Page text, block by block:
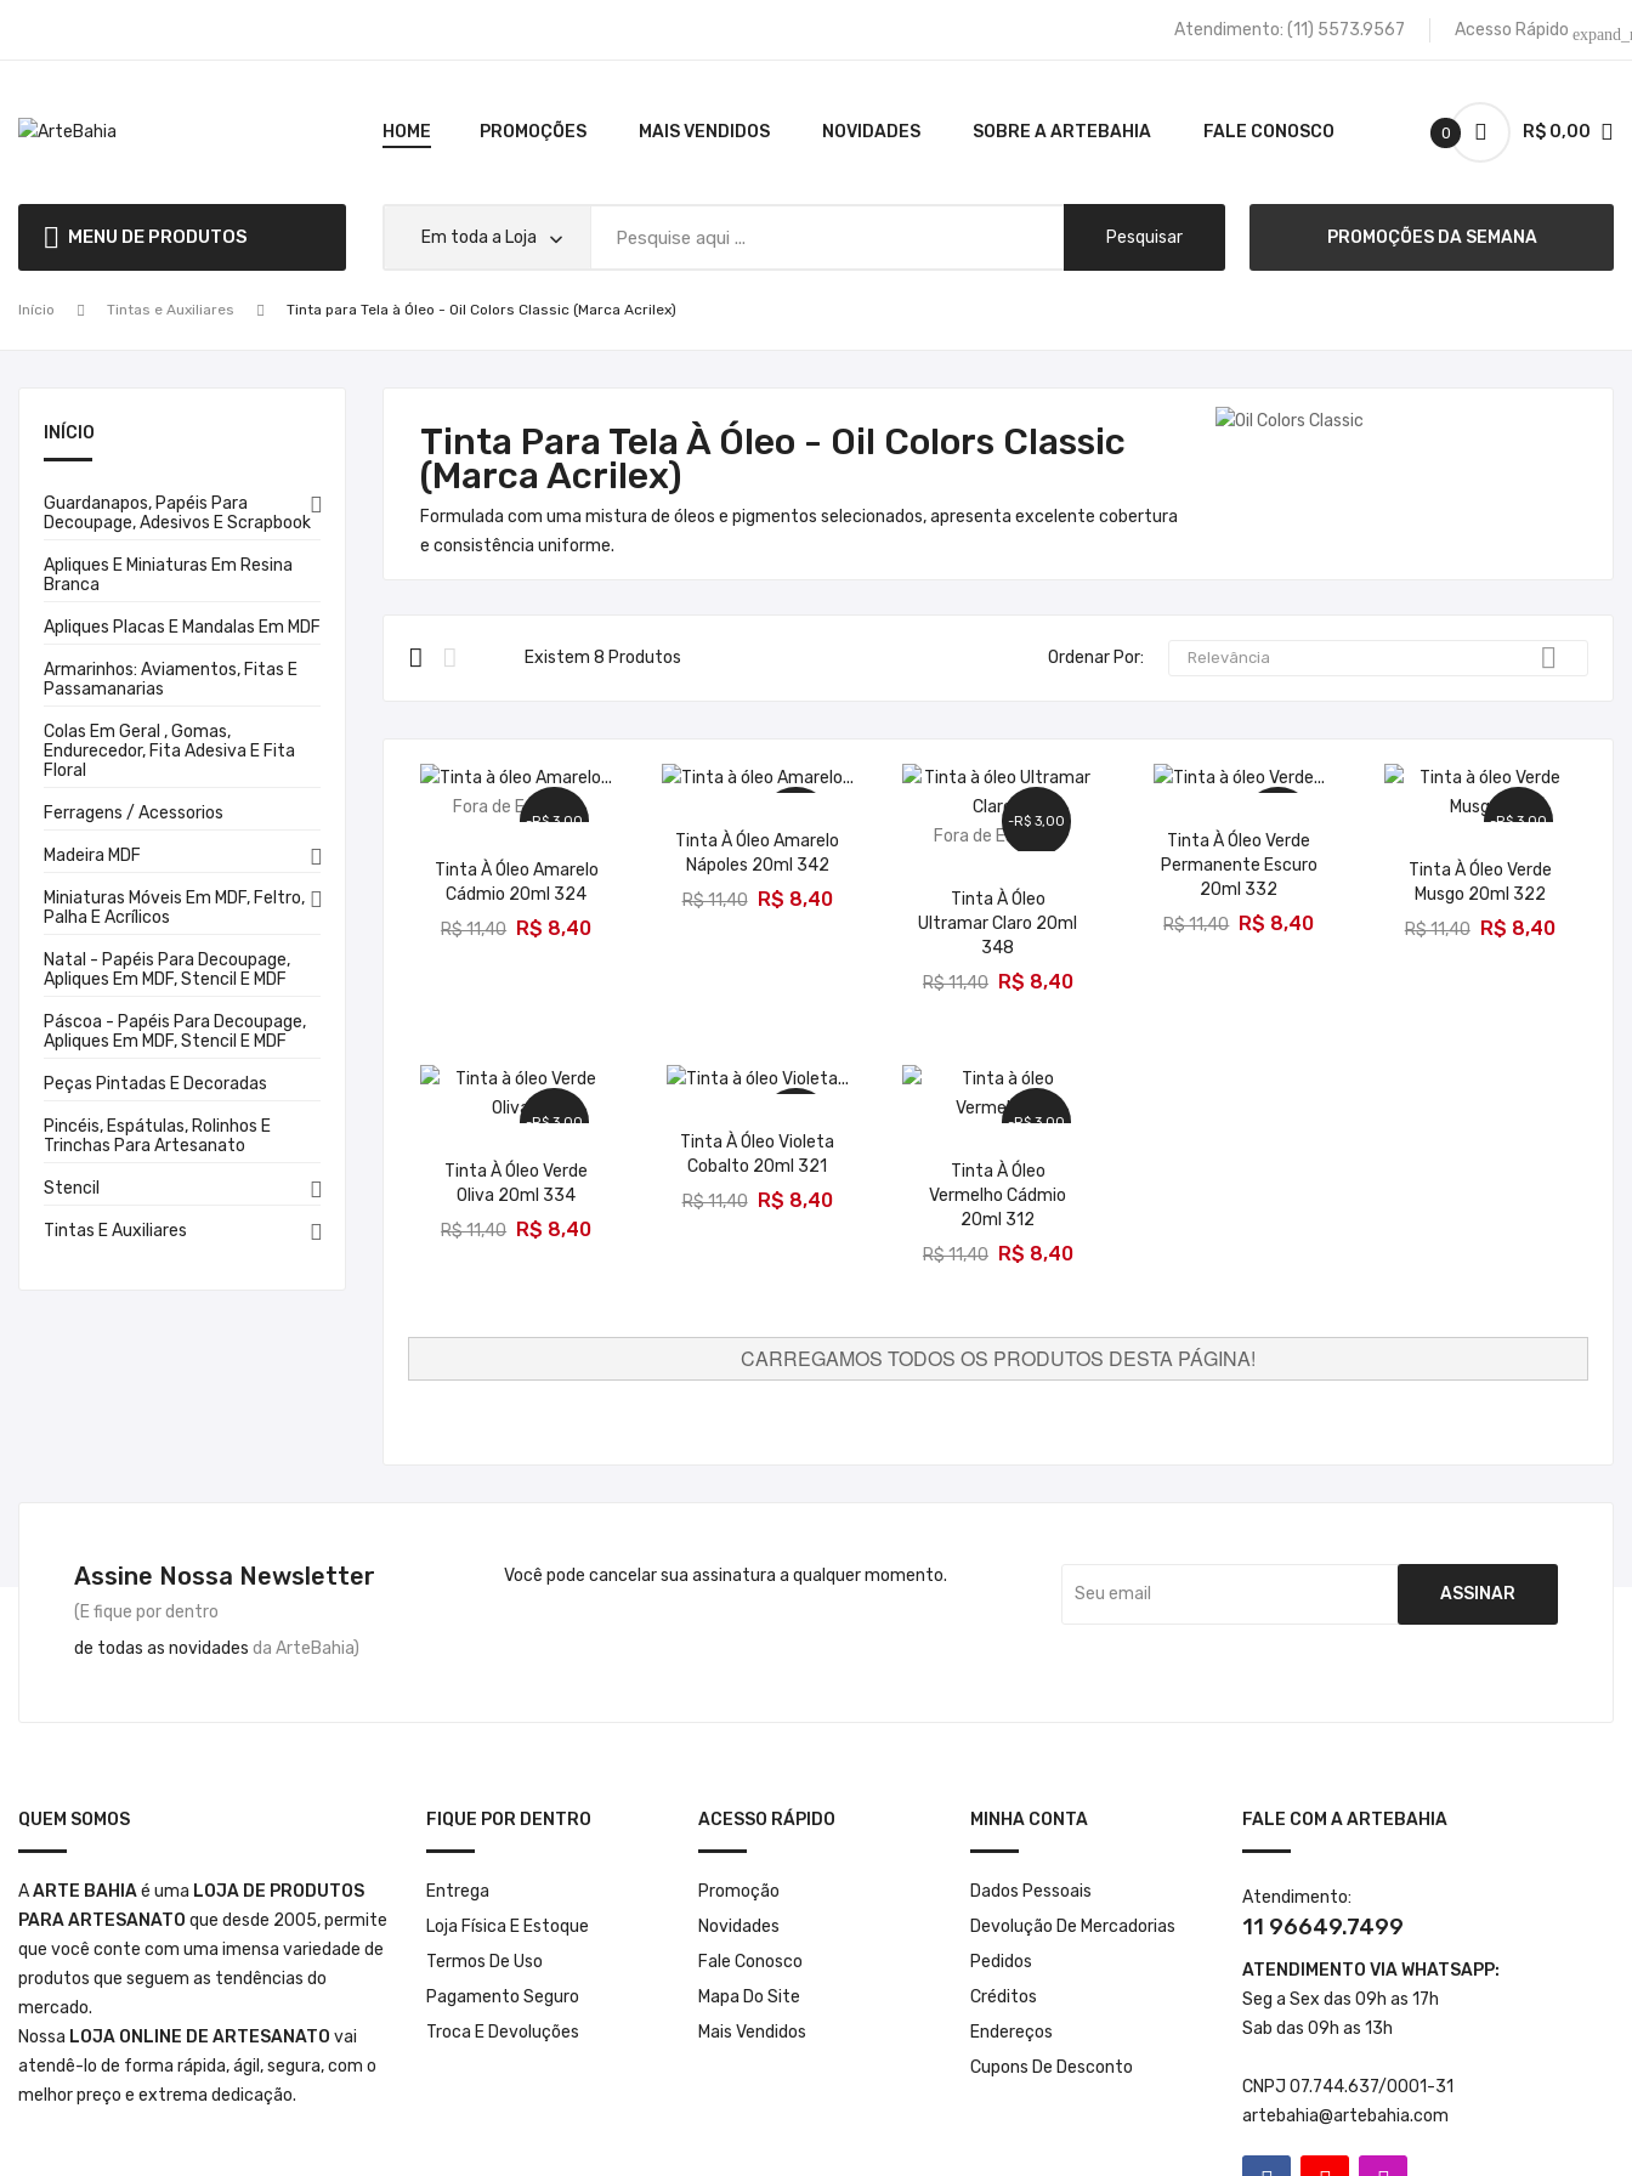
Acesso Rápido
Atendimento: (11) 5573.9567
HOME PROMOÇÕES MAIS VENDIDOS NOVIDADES SOBRE A ARTEBAHIA FALE CONOSCO 0 R$ 0,00
MENU DE PRODUTOS Pesquisar PROMOÇÕES DA SEMANA
Início Tintas e Auxiliares Tinta para Tela à Óleo - Oil Colors Classic (Marca Acrilex)
INÍCIO
Guardanapos, Papéis Para
Decoupage, Adesivos E Scrapbook

Apliques E Miniaturas Em Resina
Branca
Apliques Placas E Mandalas Em MDF
Armarinhos: Aviamentos, Fitas E
Passamanarias
Colas Em Geral , Gomas,
Endurecedor, Fita Adesiva E Fita
Floral
Ferragens / Acessorios
Madeira MDF 
Miniaturas Móveis Em MDF, Feltro,
Palha E Acrílicos

Natal - Papéis Para Decoupage,
Apliques Em MDF, Stencil E MDF
Páscoa - Papéis Para Decoupage,
Apliques Em MDF, Stencil E MDF
Peças Pintadas E Decoradas
Pincéis, Espátulas, Rolinhos E
Trinchas Para Artesanato
Stencil 
Tintas E Auxiliares 
Tinta Para Tela À Óleo - Oil Colors Classic
(Marca Acrilex)
Formulada com uma mistura de óleos e pigmentos selecionados, apresenta excelente cobertura
e consistência uniforme.
Existem 8 Produtos Ordenar Por: Relevância 
-R$ 3,00
Fora de Estoque
Tinta À Óleo Amarelo
Cádmio 20ml 324
R$ 11,40
R$ 8,40
Tinta À Óleo Amarelo
Nápoles 20ml 342
R$ 11,40
R$ 8,40
-R$ 3,00
Fora de Estoque
Tinta À Óleo
Ultramar Claro 20ml
348
R$ 11,40 R$ 8,40
Tinta À Óleo Verde
Permanente Escuro
20ml 332
R$ 11,40
R$ 8,40
-R$ 3,00
Tinta À Óleo Verde
Musgo 20ml 322
R$ 11,40 R$ 8,40
-R$ 3,00
Tinta À Óleo Verde
Oliva 20ml 334
R$ 11,40 R$ 8,40
Tinta À Óleo Violeta
Cobalto 20ml 321
R$ 11,40
R$ 8,40
-R$ 3,00
Tinta À Óleo
Vermelho Cádmio
20ml 312
R$ 11,40 R$ 8,40
CARREGAMOS TODOS OS PRODUTOS DESTA PÁGINA!
Assine Nossa Newsletter
(E fique por dentro
de todas as novidades da ArteBahia)
Você pode cancelar sua assinatura a qualquer momento.
QUEM SOMOS
AARTE BAHIAé uma LOJA DE PRODUTOS
PARA ARTESANATO que desde 2005, permite
que você conte com uma imensa variedade de
produtos que seguem as tendências do
mercado.
Nossa LOJA ONLINE DE ARTESANATO vai
atendê-lo de forma rápida, ágil, segura, com o
melhor preço e extrema dedicação.
FIQUE POR DENTRO
Entrega
Loja Física E Estoque
Termos De Uso
Pagamento Seguro
Troca E Devoluções
ACESSO RÁPIDO
Promoção
Novidades
Fale Conosco
Mapa Do Site
Mais Vendidos
MINHA CONTA
Dados Pessoais
Devolução De Mercadorias
Pedidos
Créditos
Endereços
Cupons De Desconto
FALE COM A ARTEBAHIA
Atendimento:
11 96649.7499
ATENDIMENTO VIA WHATSAPP:
Seg a Sex das 09h as 17h
Sab das 09h as 13h
CNPJ 07.744.637/0001-31
artebahia@artebahia.com